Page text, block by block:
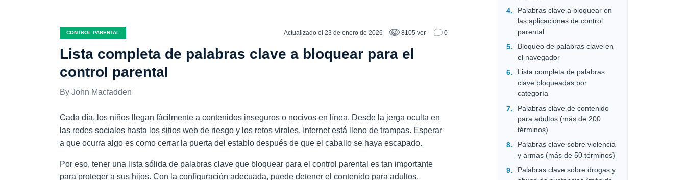
CONTROL PARENTAL Actualizado el 23 de enero de 2026 8105 ver 0
Lista completa de palabras clave a bloquear para el
control parental
John Macfadden
Cada día, los niños llegan fácilmente a contenidos inseguros o nocivos en línea. Desde la jerga oculta en
las redes sociales hasta los sitios web de riesgo y los retos virales, Internet está lleno de trampas. Esperar
a que ocurra algo es como cerrar la puerta del establo después de que el caballo se haya escapado.
Por eso, tener una lista sólida de palabras clave que bloquear para el control parental es tan importante
para proteger a sus hijos. Con la configuración adecuada, puede detener el contenido para adultos,
Palabras clave a bloquear en
las aplicaciones de control
parental
Bloqueo de palabras clave en
el navegador
Lista completa de palabras
clave bloqueadas por
categoría
Palabras clave de contenido
para adultos (más de 200
términos)
Palabras clave sobre violencia
y armas (más de 50 términos)
Palabras clave sobre drogas y